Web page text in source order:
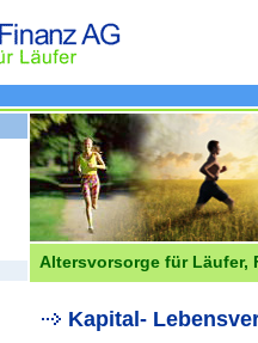
Altersvorsorge für Läufer,
Kapital-